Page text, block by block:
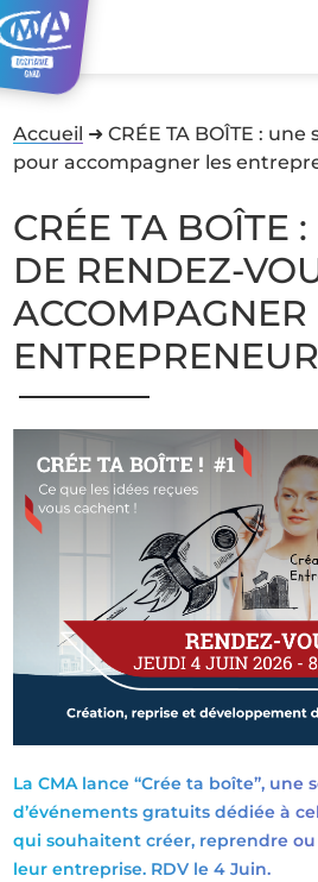
Accueil ➜CRÉE TA BOÎTE :
pour accompagner les
CRÉE TA BOÎTE
DE RENDEZ-
ACCOMPAGNER
La CMA lance “Crée ta boîte”, une
d’événements gratuits dédiée à
qui souhaitent créer, reprendre
leur entreprise. RDV le 4 Juin.